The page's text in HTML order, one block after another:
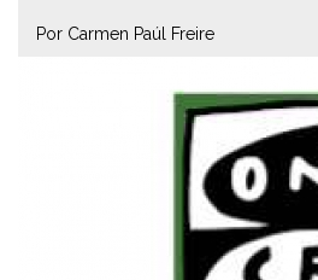
Por Carmen Paúl Freire